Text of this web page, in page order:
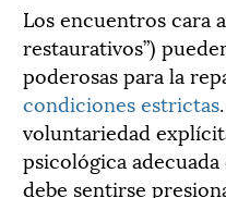
Los encuentros cara
restaurativos”)
poderosas para la
condiciones estrictas
voluntariedad
psicológica
debe sentirse